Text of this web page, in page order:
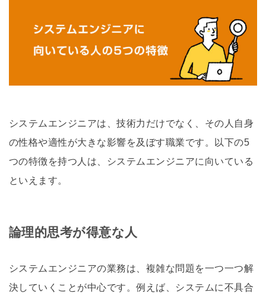
システムエンジニアは、技術力だけでなく、その人自身
の性格や適性が大きな影響を及ぼす職業です。以下の5
つの特徴を持つ人は、システムエンジニアに向いている
といえます。
論理的思考が得意な人
システムエンジニアの業務は、複雑な問題を一つ一つ解
決していくことが中心です。例えば、システムに不具合